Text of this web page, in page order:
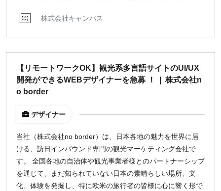
株式会社キャンバス
【リモートワークOK】観光系多言語サイトのUI/UX
開発ができるWEBデザイナーを急募 ！ | 株式会社n
o border
デザイナー
当社（株式会社no border）は、日本各地の魅力を世界に届
ける、訪日インバウンド専門の観光マーケティング会社で
す。 全国各地の自治体や観光事業者様とのパートナーシップ
を通じて、まだ知られていない日本の素晴らしい場所、文
化、体験を発掘し、特に欧米の旅行者の皆様に心に響く形で